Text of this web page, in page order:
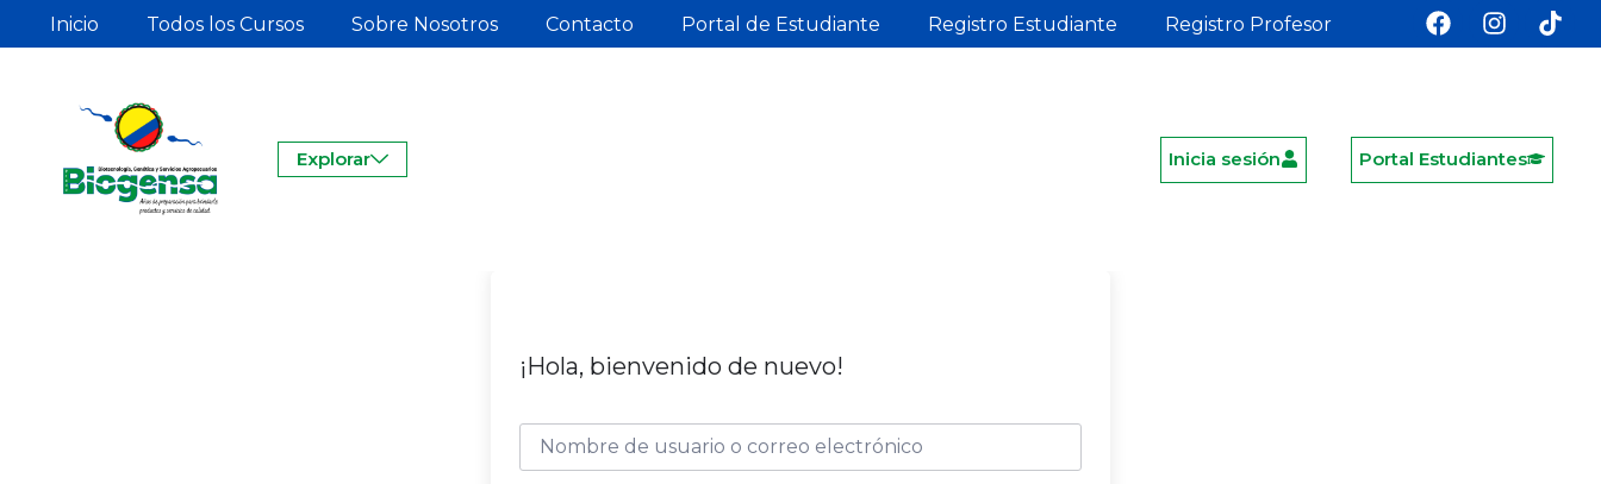
Inicio Todos los Cursos Sobre Nosotros Contacto Portal de Estudiante Registro Estudiante Registro Profesor
Explorar Inicia sesión Portal Estudiantes
¡Hola, bienvenido de nuevo!